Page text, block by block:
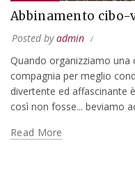
Abbinamento cibo-
Posted byadmin
Quando organizziamo una
compagnia per meglio
divertente ed affascinante
così non fosse... beviamo
Read More